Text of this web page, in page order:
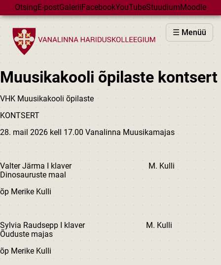
Skip to main content
OtsingE-postGaleriiFacebookYouTubeStuudiumMoodle
☰ Menüü
VHK
VASTUVÕTT
GÜMNAASIUM
MAJAD
Muusikakooli õpilaste kontsert
VHK Muusikakooli õpilaste
KONTSERT
28. mail 2026 kell 17.00 Vanalinna Muusikamajas
Valter Järma I klaver M. Kulli
Dinosauruste maal
õp Merike Kulli
Sylvia Raudsepp I klaver M. Kulli
Õuduste majas
õp Merike Kulli